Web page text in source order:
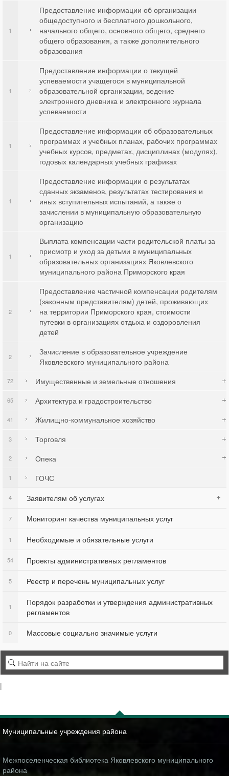
Предоставление информации об организации
общедоступного и бесплатного дошкольного,
начального общего, основного общего, среднего
общего образования, а также дополнительного
образования
1
Предоставление информации о текущей
успеваемости учащегося в муниципальной
образовательной организации, ведение
электронного дневника и электронного журнала
успеваемости
1
Предоставление информации об образовательных
программах и учебных планах, рабочих программах
учебных курсов, предметах, дисциплинах (модулях),
годовых календарных учебных графиках
1
Предоставление информации о результатах
сданных экзаменов, результатах тестирования и
иных вступительных испытаний, а также о
зачислении в муниципальную образовательную
организацию
1
Выплата компенсации части родительской платы за
присмотр и уход за детьми в муниципальных
образовательных организациях Яковлевского
муниципального района Приморского края
1
Предоставление частичной компенсации родителям
(законным представителям) детей, проживающих
на территории Приморского края, стоимости
путевки в организациях отдыха и оздоровления
детей
2
Зачисление в образовательное учреждение
Яковлевского муниципального района
2
Имущественные и земельные отношения
72
Архитектура и градостроительство
65
Жилищно-коммунальное хозяйство
41
Торговля
3
Опека
2
ГОЧС
1
Заявителям об услугах
4
Мониторинг качества муниципальных услуг
7
Необходимые и обязательные услуги
1
Проекты административных регламентов
54
Реестр и перечень муниципальных услуг
5
Порядок разработки и утверждения административных
регламентов
1
Массовые социально значимые услуги
0
|
Муниципальные учреждения района
Межпоселенческая библиотека Яковлевского муниципального
района